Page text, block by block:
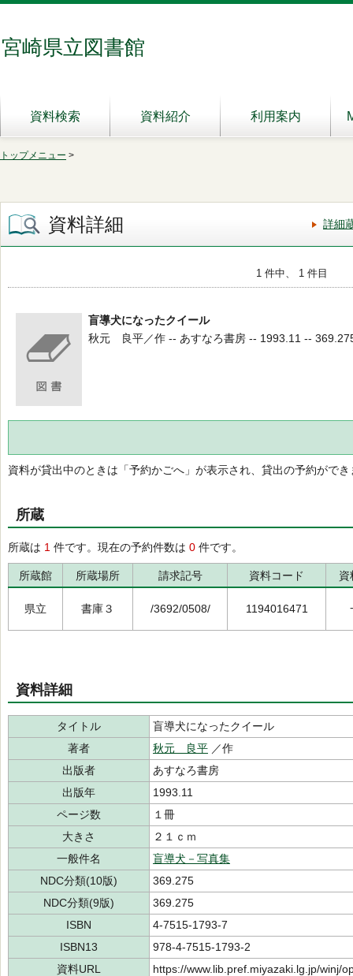
宮崎県立図書館
資料検索 資料紹介 利用案内
トップメニュー >
資料詳細 詳細
1 件中、 1 件目
盲導犬になったクイール
秋元 良平／作 -- あすなろ書房 -- 1993.11 --
資料が貸出中のときは「予約かごへ」が表示され、貸出の予約ができ
所蔵
所蔵は 1 件です。現在の予約件数は 0 件です。
所蔵館 所蔵場所 請求記号 資料コード 資
県立 書庫３ /3692/0508/ 1194016471
資料詳細
タイトル
盲導犬になったクイール
著者
秋元 良平 ／作
出版者
あすなろ書房
出版年
1993.11
ページ数
１冊
大きさ
２１ｃｍ
一般件名
盲導犬－写真集
NDC分類(10版)
369.275
NDC分類(9版)
369.275
ISBN
4-7515-1793-7
ISBN13
978-4-7515-1793-2
資料URL
https://www.lib.pref.miyazaki.lg.jp/winj/